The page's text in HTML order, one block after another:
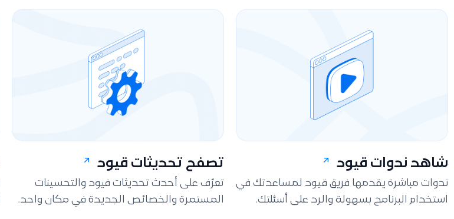
شاهد ندوات قيود
ندوات مباشرة يقدمها فريق قيود لمساعدتك في
استخدام البرنامج بسهولة والرد على أسئلتك.
تصفح تحديثات قيود
تعرّف على أحدث تحديثات فيود والتحسينات
المستمرة والخصائص الجديدة في مكان واحد.